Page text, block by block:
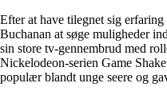
Efter at have tilegnet sig
Buchanan at søge muligheder
sin store tv-gennembrud med
Nickelodeon-serien Game
populær blandt unge seere og